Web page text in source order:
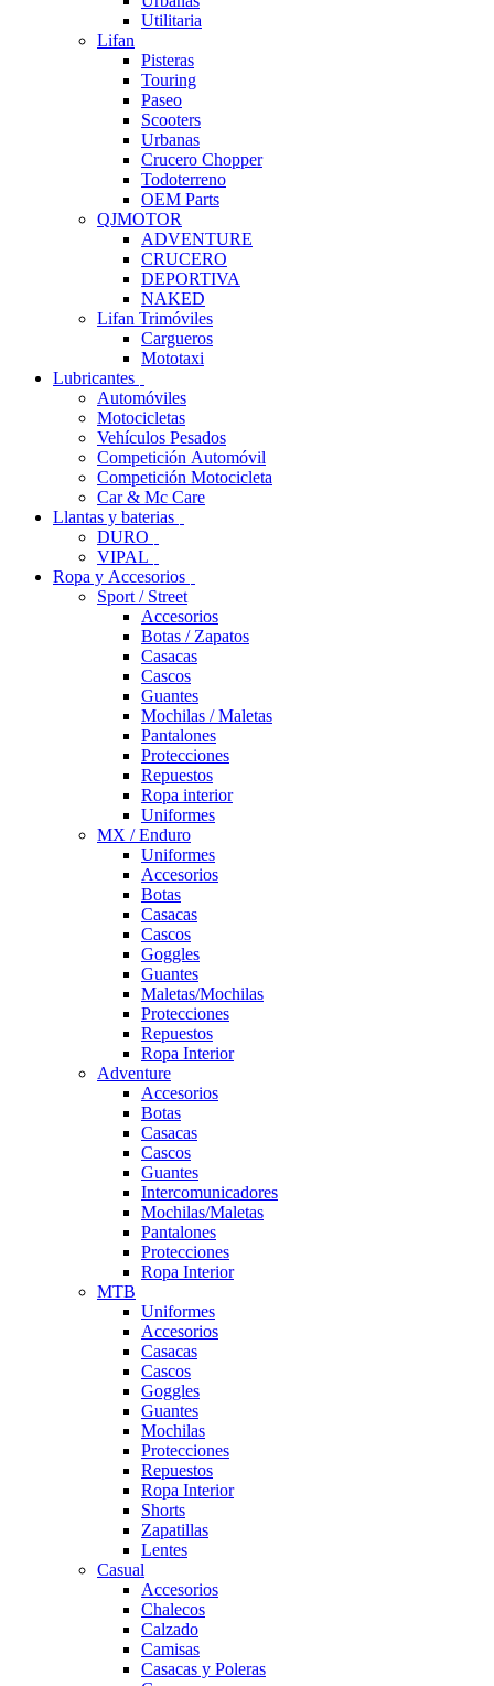
Utilitaria
Lifan
Pisteras
Touring
Paseo
Scooters
Urbanas
Crucero Chopper
Todoterreno
OEM Parts
QJMOTOR
ADVENTURE
CRUCERO
DEPORTIVA
NAKED
Lifan Trimóviles
Cargueros
Mototaxi
Lubricantes
Automóviles
Motocicletas
Vehículos Pesados
Competición Automóvil
Competición Motocicleta
Car & Mc Care
Llantas y baterias
DURO
VIPAL
Ropa y Accesorios
Sport / Street
Accesorios
Botas / Zapatos
Casacas
Cascos
Guantes
Mochilas / Maletas
Pantalones
Protecciones
Repuestos
Ropa interior
Uniformes
MX / Enduro
Uniformes
Accesorios
Botas
Casacas
Cascos
Goggles
Guantes
Maletas/Mochilas
Protecciones
Repuestos
Ropa Interior
Adventure
Accesorios
Botas
Casacas
Cascos
Guantes
Intercomunicadores
Mochilas/Maletas
Pantalones
Protecciones
Ropa Interior
MTB
Uniformes
Accesorios
Casacas
Cascos
Goggles
Guantes
Mochilas
Protecciones
Repuestos
Ropa Interior
Shorts
Zapatillas
Lentes
Casual
Accesorios
Chalecos
Calzado
Camisas
Casacas y Poleras